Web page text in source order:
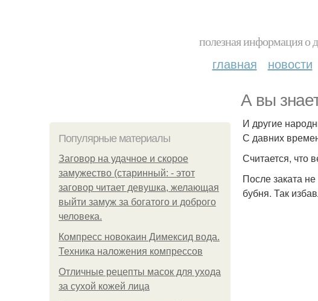
полезная информация о
главная новости
А вы
Популярные материалы
Заговор на удачное и скорое
замужество (старинный: - этот
заговор читает девушка, желающая
выйти замуж за богатого и доброго
человека.
Компресс новокаин Димексид вода.
Техника наложения компрессов
Отличные рецепты масок для ухода
за сухой кожей лица
И другие
С давних
Считается, что
После заката
бубня. Так